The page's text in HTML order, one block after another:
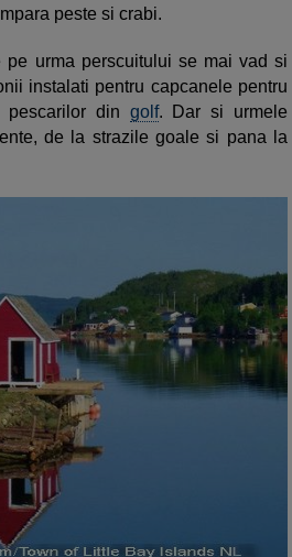
peste si crabi.
pe urma perscuitului se mai vad si
instalati pentru capcanele pentru
din golf. Dar si urmele
de la strazile goale si pana la